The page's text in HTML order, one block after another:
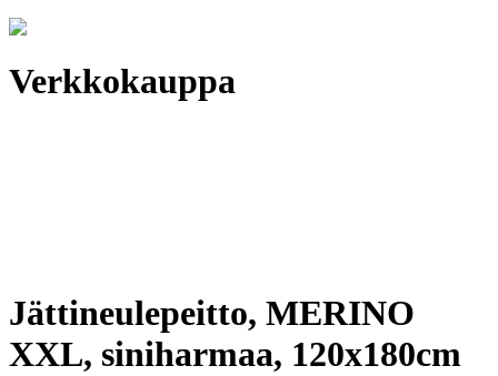
Verkkokauppa
Jättineulepeitto, MERINO
XXL, siniharmaa, 120x180cm